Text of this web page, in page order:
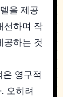
을 제공
선하며 작
공하는 것
영구적
오히려